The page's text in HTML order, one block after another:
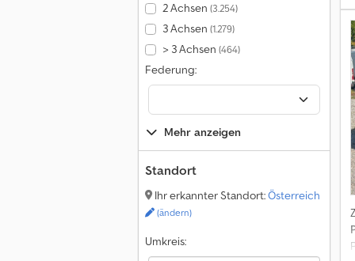
2 Achsen (3.254)
3 Achsen (1.279)
> 3 Achsen (464)
Federung:
Mehr anzeigen
Standort
Ihr erkannter Standort:Österreich
(ändern)
Umkreis: